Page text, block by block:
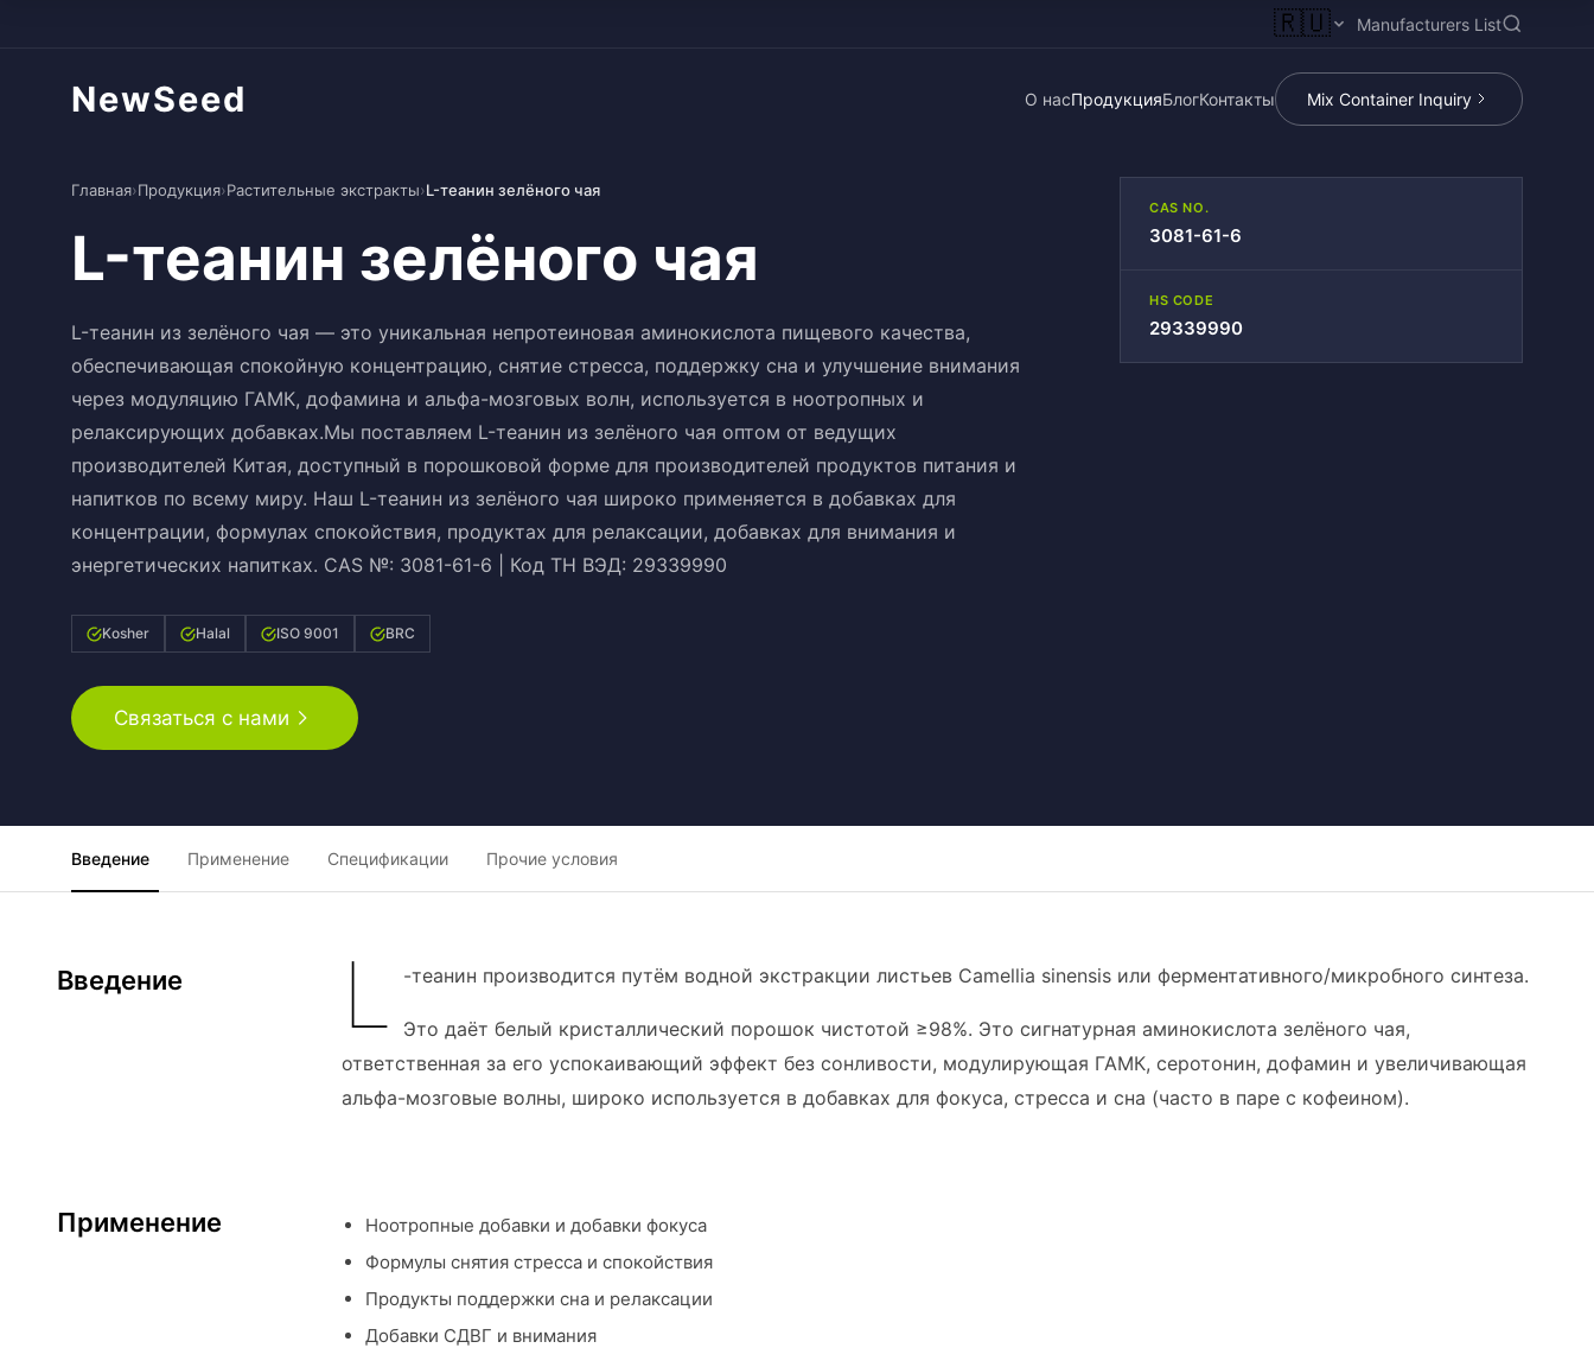
🇷🇺 Manufacturers List
NewSeed О насПродукцияБлогКонтакты Mix Container Inquiry
Главная›Продукция›Растительные экстракты›L-теанин зелёного чая
L-теанин зелёного чая
L-теанин из зелёного чая — это уникальная непротеиновая аминокислота пищевого качества,
обеспечивающая спокойную концентрацию, снятие стресса, поддержку сна и улучшение внимания
через модуляцию ГАМК, дофамина и альфа-мозговых волн, используется в ноотропных и
релаксирующих добавках.Мы поставляем L-теанин из зелёного чая оптом от ведущих
производителей Китая, доступный в порошковой форме для производителей продуктов питания и
напитков по всему миру. Наш L-теанин из зелёного чая широко применяется в добавках для
концентрации, формулах спокойствия, продуктах для релаксации, добавках для внимания и
энергетических напитках. CAS №: 3081-61-6 | Код ТН ВЭД: 29339990
Kosher Halal ISO 9001 BRC
Связаться с нами
CAS NO.
3081-61-6
HS CODE
29339990
Введение Применение Спецификации Прочие условия
Введение L -теанин производится путём водной экстракции листьев Camellia sinensis или ферментативного/микробного синтеза.
Это даёт белый кристаллический порошок чистотой ≥98%. Это сигнатурная аминокислота зелёного чая,
ответственная за его успокаивающий эффект без сонливости, модулирующая ГАМК, серотонин, дофамин и увеличивающая
альфа-мозговые волны, широко используется в добавках для фокуса, стресса и сна (часто в паре с кофеином).
Применение
Ноотропные добавки и добавки фокуса
Формулы снятия стресса и спокойствия
Продукты поддержки сна и релаксации
Добавки СДВГ и внимания